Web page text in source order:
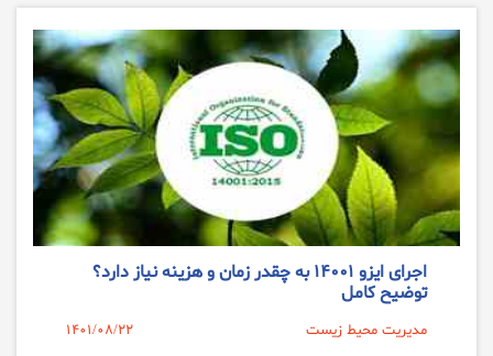
اجرای ایزو ۱۴۰۰۱ به چقدر زمان و هزینه نیاز دارد؟
توضیح کامل
مدیریت محیط زیست
1401/08/22